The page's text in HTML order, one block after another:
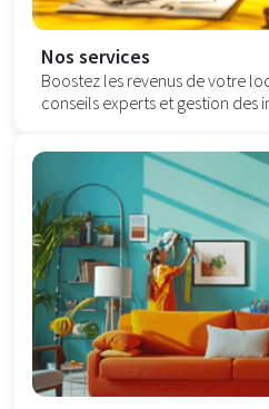
Nos services
Boostez les revenus de votre
conseils experts et gestion des